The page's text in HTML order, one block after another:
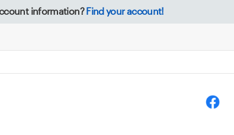
information? Find your account!